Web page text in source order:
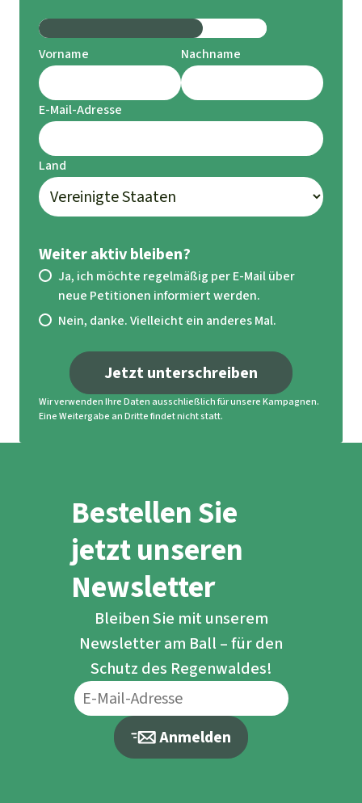
mortandad-de-peces-y-proyectos-sin-
estudios-ambientales-guatemala/
Tagesschau.de 2022. Schmutziger
Nickelabbau. Datenleak offenbart Bergbau-
Geheimnisse:
https://www.tagesschau.de/investigativ/sch
mutziger-nickelabbau-guatemala-101.html
Vorname Nachname
E-Mail-Adresse
Land
Weiter aktiv bleiben?
Ja, ich möchte regelmäßig per E-Mail über
neue Petitionen informiert werden.
Nein, danke. Vielleicht ein anderes Mal.
Jetzt unterschreiben
Wir verwenden Ihre Daten ausschließlich für unsere Kampagnen.
Eine Weitergabe an Dritte findet nicht statt.
Bestellen Sie
jetzt unseren
Newsletter
Bleiben Sie mit unserem
Newsletter am Ball – für den
Schutz des Regenwaldes!
Anmelden